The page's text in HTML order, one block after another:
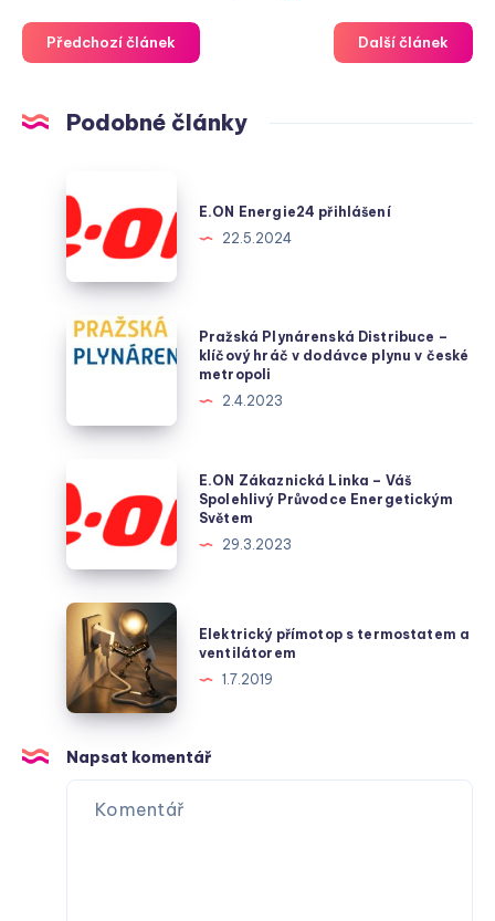
Předchozí článek Další článek
Podobné články
Energie24
přihlášení
E.ON Energie24 přihlášení
22.5.2024
Pražská
Plynárenská
klíčový
dodávce
plynu
v
české
metropoli
Pražská Plynárenská Distribuce –
klíčový hráč v dodávce plynu v české
metropoli
2.4.2023
Zákaznická
Linka
Váš
Spolehlivý
Průvodce
Energetickým
Světem
E.ON Zákaznická Linka – Váš
Spolehlivý Průvodce Energetickým
Světem
29.3.2023
Elektrický
přímotop
termostatem
ventilátorem
Elektrický přímotop s termostatem a
ventilátorem
1.7.2019
Napsat komentář